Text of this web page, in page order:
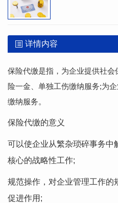
详情内容
保险代缴是指，为企业提供社
险一金、单独工伤缴纳服务;为
缴纳服务。
保险代缴的意义
可以使企业从繁杂琐碎事务中
核心的战略性工作;
规范操作，对企业管理工作的
促进作用;